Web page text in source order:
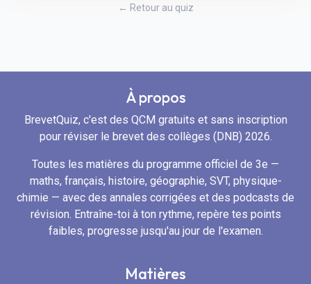
← Retour au quiz
À propos
BrevetQuiz, c'est des QCM gratuits et sans inscription
pour réviser le brevet des collèges (DNB) 2026.
Toutes les matières du programme officiel de 3e —
maths, français, histoire, géographie, SVT, physique-
chimie — avec des annales corrigées et des podcasts de
révision. Entraîne-toi à ton rythme, repère tes points
faibles, progresse jusqu'au jour de l'examen.
Matières